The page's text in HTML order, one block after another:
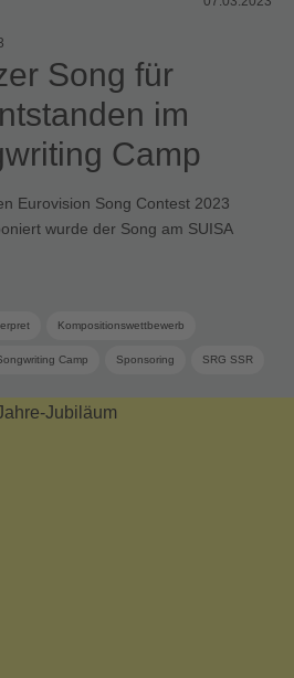
Song für
im
Camp
Eurovision Song Contest 2023
wurde der Song am SUISA
Kompositionswettbewerb
Camp Sponsoring SRG SSR